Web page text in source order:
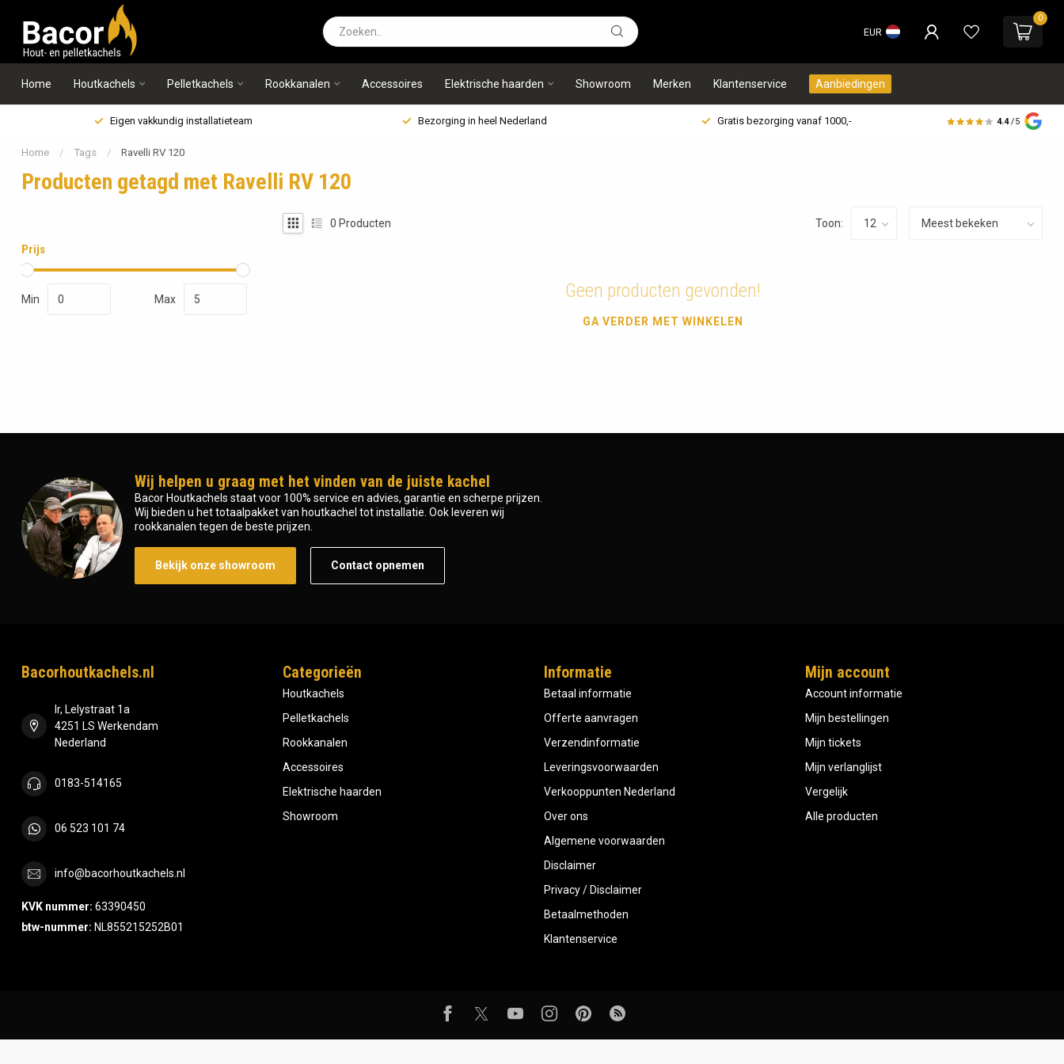
EUR
0
Home Houtkachels Pelletkachels Rookkanalen Accessoires Elektrische haarden Showroom Merken Klantenservice Aanbiedingen
Eigen vakkundig installatieteam Bezorging in heel Nederland Gratis bezorging vanaf 1000,- 4.4 /5
Home / Tags / Ravelli RV 120
Producten getagd met Ravelli RV 120
Prijs
Min Max
0 Producten Toon:
Geen producten gevonden!
GA VERDER MET WINKELEN
Wij helpen u graag met het vinden van de juiste kachel
Bacor Houtkachels staat voor 100% service en advies, garantie en scherpe prijzen.
Wij bieden u het totaalpakket van houtkachel tot installatie. Ook leveren wij
rookkanalen tegen de beste prijzen.
Bekijk onze showroom Contact opnemen
Bacorhoutkachels.nl
Ir, Lelystraat 1a
4251 LS Werkendam
Nederland
0183-514165
06 523 101 74
info@bacorhoutkachels.nl
KVK nummer: 63390450
btw-nummer: NL855215252B01
Categorieën
Houtkachels
Pelletkachels
Rookkanalen
Accessoires
Elektrische haarden
Showroom
Informatie
Betaal informatie
Offerte aanvragen
Verzendinformatie
Leveringsvoorwaarden
Verkooppunten Nederland
Over ons
Algemene voorwaarden
Disclaimer
Privacy / Disclaimer
Betaalmethoden
Klantenservice
Mijn account
Account informatie
Mijn bestellingen
Mijn tickets
Mijn verlanglijst
Vergelijk
Alle producten